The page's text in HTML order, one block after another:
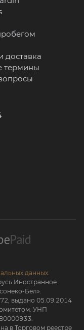
доставка
термины
данных.
Иностранное
Бел».
выдано 05.09.2014
УНП
в Торговом реестре